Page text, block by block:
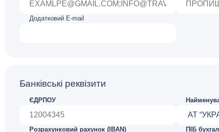
Додатковий E-mail
Банківські реквізити
ЄДРПОУ
Розрахунковий рахунок (IBAN) ПІБ